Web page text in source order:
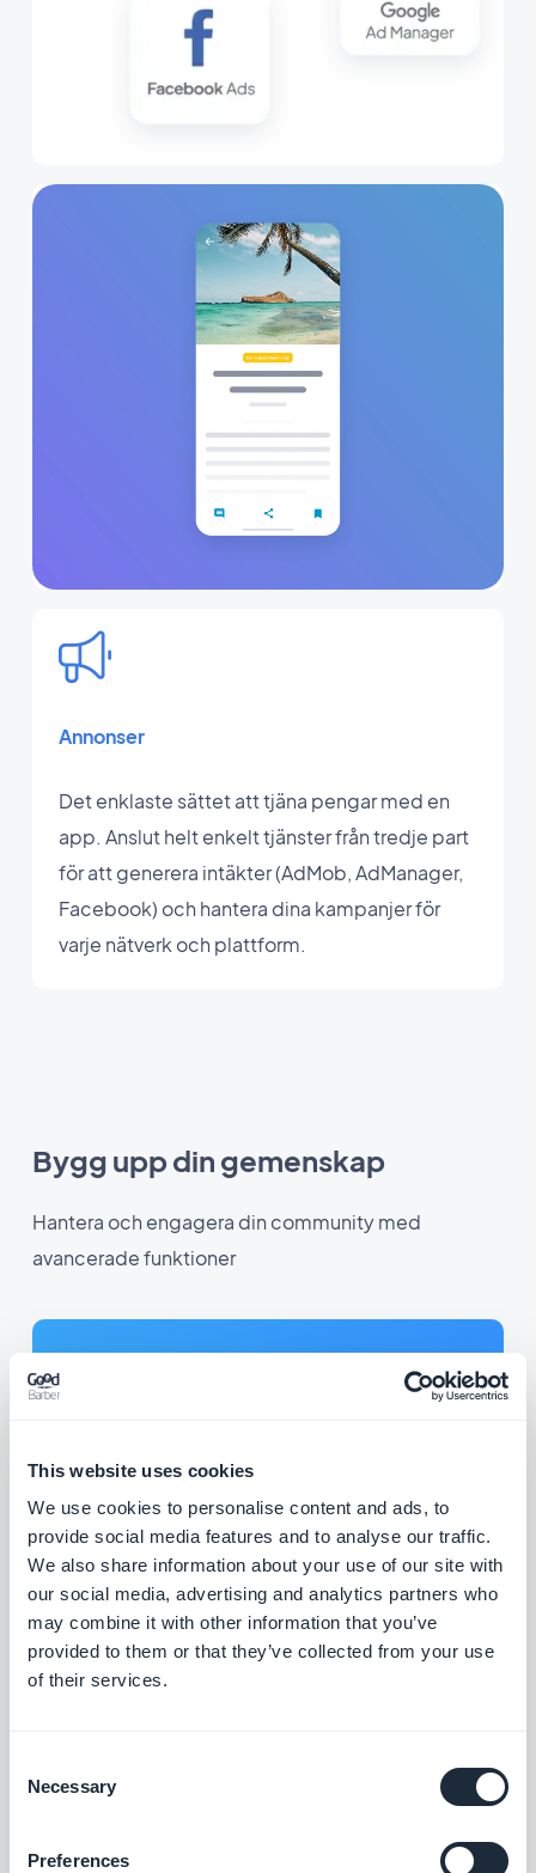
This website uses cookies
We use cookies to personalise content and ads, to
provide social media features and to analyse our traffic.
We also share information about your use of our site with
our social media, advertising and analytics partners who
may combine it with other information that you’ve
provided to them or that they’ve collected from your use
of their services.
Selection
Necessary
Preferences
Annonser
Det enklaste sättet att tjäna pengar med en
app. Anslut helt enkelt tjänster från tredje part
för att generera intäkter (AdMob, AdManager,
Facebook) och hantera dina kampanjer för
varje nätverk och plattform.
Bygg upp din gemenskap
Hantera och engagera din community med
avancerade funktioner